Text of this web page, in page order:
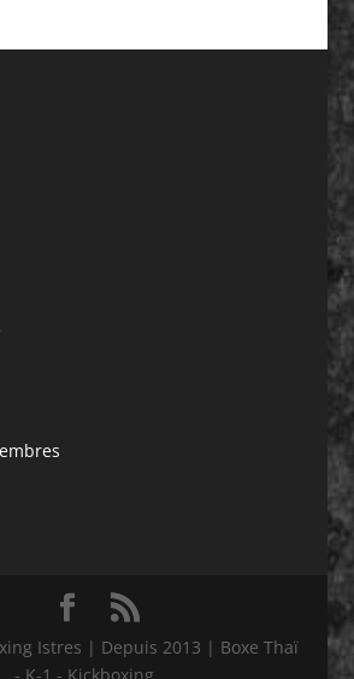
Istres | Depuis 2013 | Boxe Thaï